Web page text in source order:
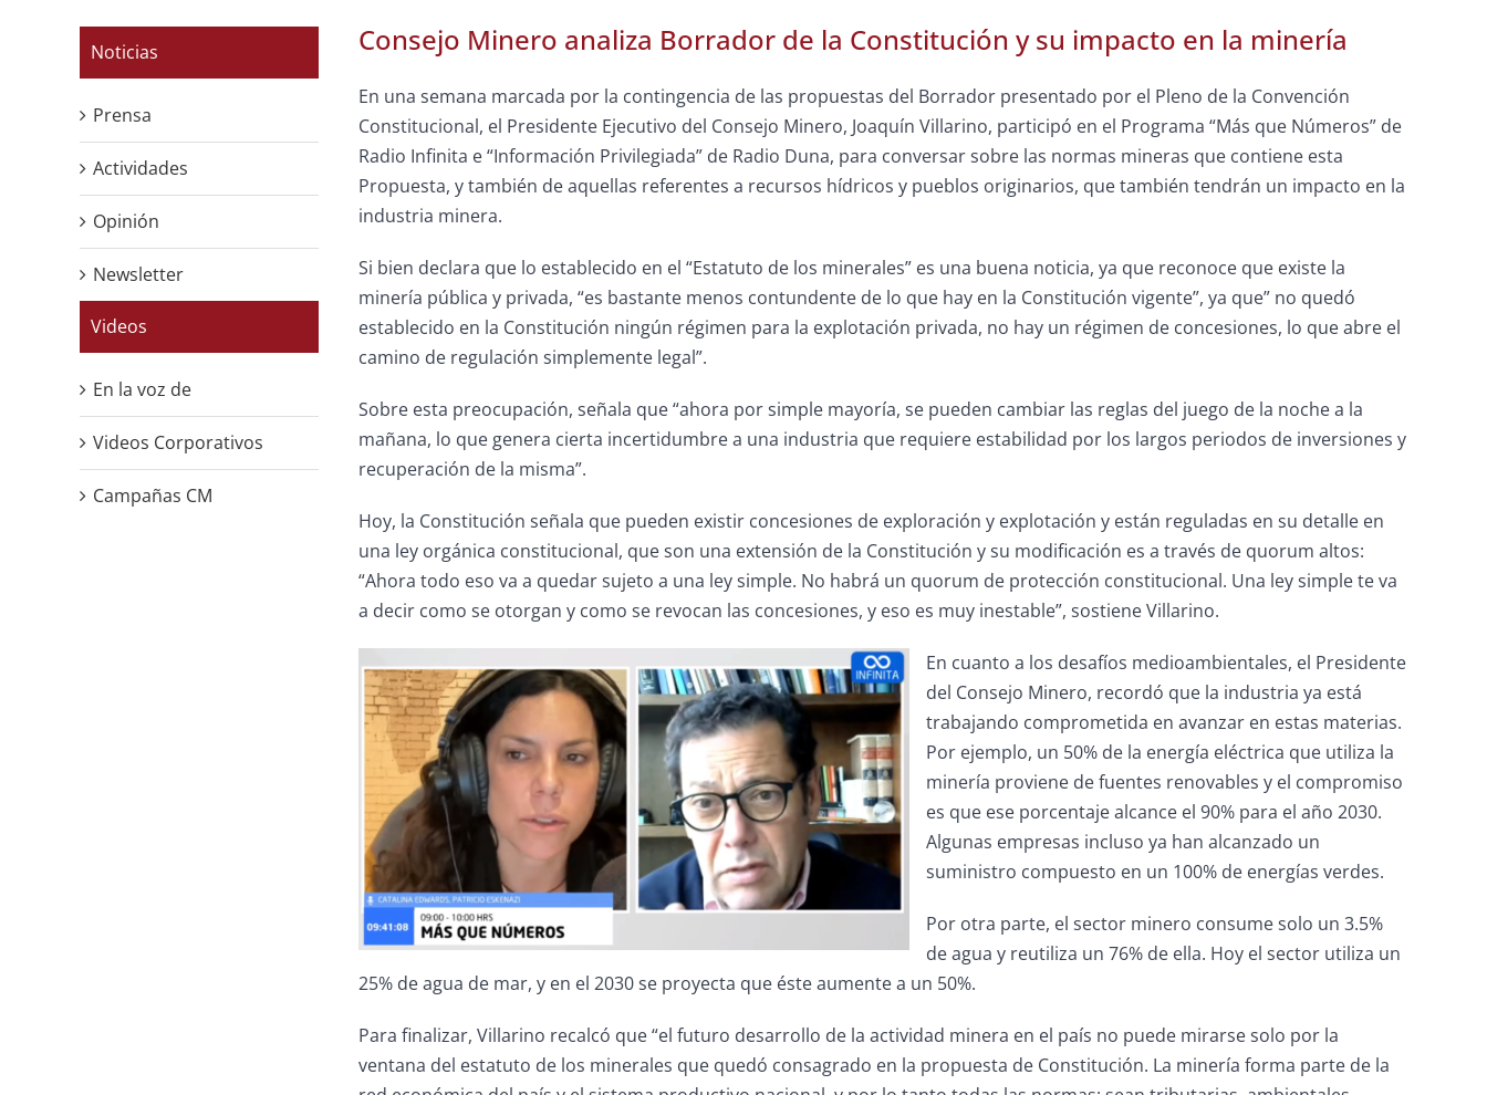
Consejo Minero analiza Borrador de la Constitución y su impacto en la minería
En una semana marcada por la contingencia de las propuestas del Borrador presentado por el Pleno de la Convención
Constitucional, el Presidente Ejecutivo del Consejo Minero, Joaquín Villarino, participó en el Programa “Más que Números” de
Radio Infinita e “Información Privilegiada” de Radio Duna, para conversar sobre las normas mineras que contiene esta
Propuesta, y también de aquellas referentes a recursos hídricos y pueblos originarios, que también tendrán un impacto en la
industria minera.
Si bien declara que lo establecido en el “Estatuto de los minerales” es una buena noticia, ya que reconoce que existe la
minería pública y privada, “es bastante menos contundente de lo que hay en la Constitución vigente”, ya que” no quedó
establecido en la Constitución ningún régimen para la explotación privada, no hay un régimen de concesiones, lo que abre el
camino de regulación simplemente legal”.
Sobre esta preocupación, señala que “ahora por simple mayoría, se pueden cambiar las reglas del juego de la noche a la
mañana, lo que genera cierta incertidumbre a una industria que requiere estabilidad por los largos periodos de inversiones y
recuperación de la misma”.
Hoy, la Constitución señala que pueden existir concesiones de exploración y explotación y están reguladas en su detalle en
una ley orgánica constitucional, que son una extensión de la Constitución y su modificación es a través de quorum altos:
“Ahora todo eso va a quedar sujeto a una ley simple. No habrá un quorum de protección constitucional. Una ley simple te va
a decir como se otorgan y como se revocan las concesiones, y eso es muy inestable”, sostiene Villarino.
En cuanto a los desafíos medioambientales, el Presidente
del Consejo Minero, recordó que la industria ya está
trabajando comprometida en avanzar en estas materias.
Por ejemplo, un 50% de la energía eléctrica que utiliza la
minería proviene de fuentes renovables y el compromiso
es que ese porcentaje alcance el 90% para el año 2030.
Algunas empresas incluso ya han alcanzado un
suministro compuesto en un 100% de energías verdes.
Por otra parte, el sector minero consume solo un 3.5%
de agua y reutiliza un 76% de ella. Hoy el sector utiliza un
25% de agua de mar, y en el 2030 se proyecta que éste aumente a un 50%.
Para finalizar, Villarino recalcó que “el futuro desarrollo de la actividad minera en el país no puede mirarse solo por la
ventana del estatuto de los minerales que quedó consagrado en la propuesta de Constitución. La minería forma parte de la
Noticias
Prensa
Actividades
Opinión
Newsletter
Videos
En la voz de
Videos Corporativos
Campañas CM